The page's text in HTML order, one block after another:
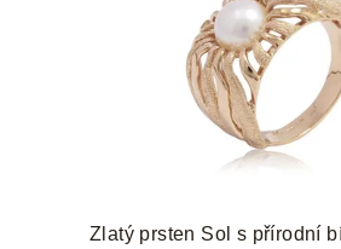
Zlatý prsten Sol s přírodní